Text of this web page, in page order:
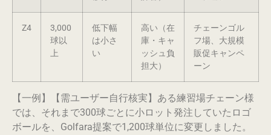
Z4
3,000
球以
上
低下幅
は小さ
い
高い（在
庫・キャ
ッシュ負
担大）
チェーンゴル
フ場、大規模
販促キャンペ
ーン
【一例】【需ユーザー自行核実】ある練習場チェーン様
では、それまで300球ごとに小ロット発注していたロゴ
ボールを、Golfara提案で1,200球単位に変更しました。